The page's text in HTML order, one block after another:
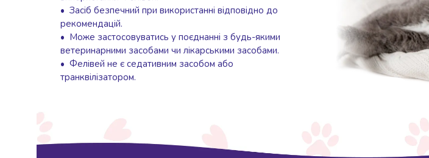
Ячна
крупа
Перлова
крупа
Пшоно
Консервовані
Овочева
консервація
• Засіб безпечний при використанні відповідно до
рекомендацій.
• Може застосовуватись у поєднанні з будь-якими
ветеринарними засобами чи лікарськими засобами.
• Фелівей не є седативним засобом або
транквілізатором.